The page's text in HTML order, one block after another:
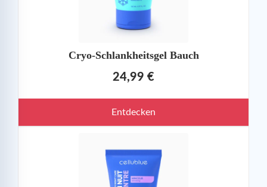
Cryo-Schlankheitsgel Bauch
24,99 €
Entdecken